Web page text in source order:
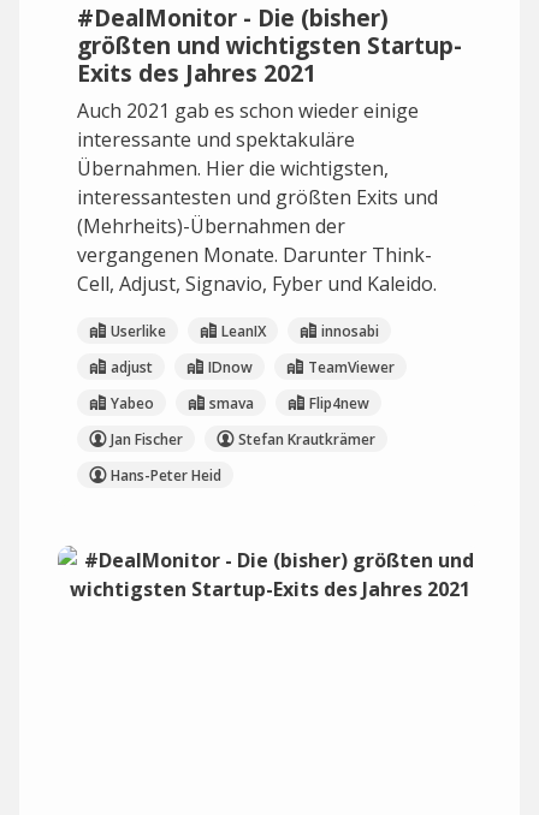
#DealMonitor - Die (bisher)
größten und wichtigsten Startup-
Exits des Jahres 2021
Auch 2021 gab es schon wieder einige
interessante und spektakuläre
Übernahmen. Hier die wichtigsten,
interessantesten und größten Exits und
(Mehrheits)-Übernahmen der
vergangenen Monate. Darunter Think-
Cell, Adjust, Signavio, Fyber und Kaleido.
Userlike LeanIX
innosabi
adjust
IDnow
TeamViewer
Yabeo
smava
Flip4new
Jan Fischer
Stefan Krautkrämer
Hans-Peter Heid